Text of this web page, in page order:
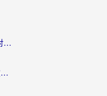
海外看国内电视剧的app选不对？这份回国加速器避坑指南帮你流畅追剧
喜马拉雅地区限制DNS怎么破？海外党听国内音乐听书的终极解决方案